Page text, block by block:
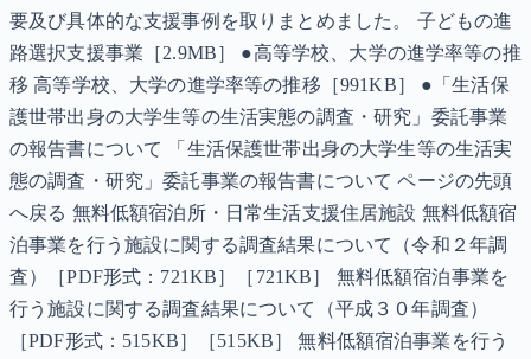
要及び具体的な支援事例を取りまとめました。 子どもの進
路選択支援事業［2.9MB］ ●高等学校、大学の進学率等の推
移 高等学校、大学の進学率等の推移［991KB］ ●「生活保
護世帯出身の大学生等の生活実態の調査・研究」委託事業
の報告書について 「生活保護世帯出身の大学生等の生活実
態の調査・研究」委託事業の報告書について ページの先頭
へ戻る 無料低額宿泊所・日常生活支援住居施設 無料低額宿
泊事業を行う施設に関する調査結果について（令和２年調
査）［PDF形式：721KB］［721KB］ 無料低額宿泊事業を
行う施設に関する調査結果について（平成３０年調査）
［PDF形式：515KB］［515KB］ 無料低額宿泊事業を行う